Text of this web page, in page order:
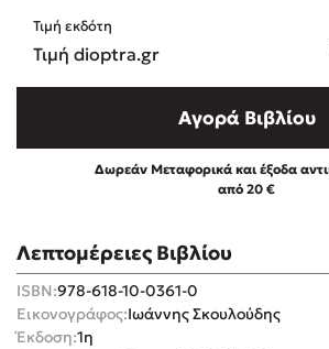
Ένας γίγαντας στο
Δανάη Δεληγεώργη
Πάνω, κάτω,
Λεπτομέρειες Βιβλίου
ISBN:978-618-10-0361-0
Εικονογράφος:Ιωάννης Σκουλούδης
Έκδοση:1η
Τιμή εκδότη
Τιμή dioptra.gr
Αγορά Βιβλίου
Δωρεάν Μεταφορικά και έξοδα
από 20 €